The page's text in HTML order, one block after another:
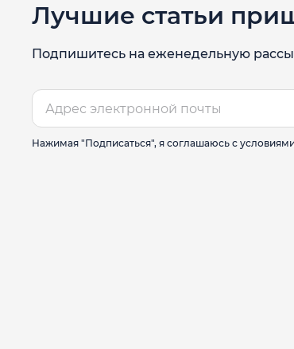
Лучшие статьи
Подпишитесь на еженедельную
Нажимая "Подписаться", я соглашаюсь с